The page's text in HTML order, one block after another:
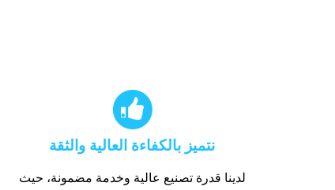

نتميز بالكفاءة العالية والثقة
لدينا قدرة تصنيع عالية وخدمة مضمونة، حيث